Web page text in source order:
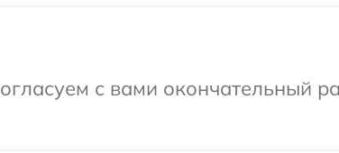
с вами окончательный